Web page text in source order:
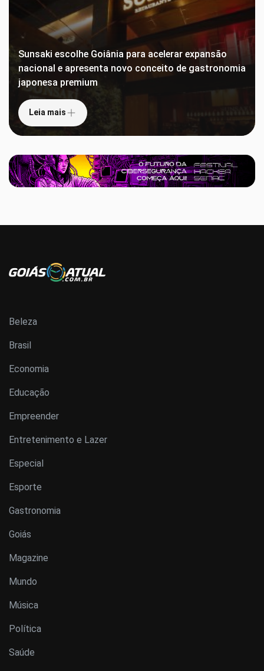
Sunsaki escolhe Goiânia para acelerar expansão
nacional e apresenta novo conceito de gastronomia
japonesa premium
Leia mais
Beleza
Brasil
Economia
Educação
Empreender
Entretenimento e Lazer
Especial
Esporte
Gastronomia
Goiás
Magazine
Mundo
Música
Política
Saúde